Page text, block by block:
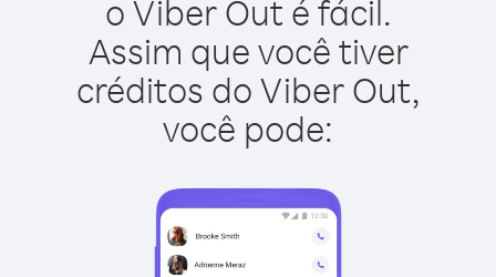
o Viber Out é fácil.
Assim que você tiver
créditos do Viber Out,
você pode: